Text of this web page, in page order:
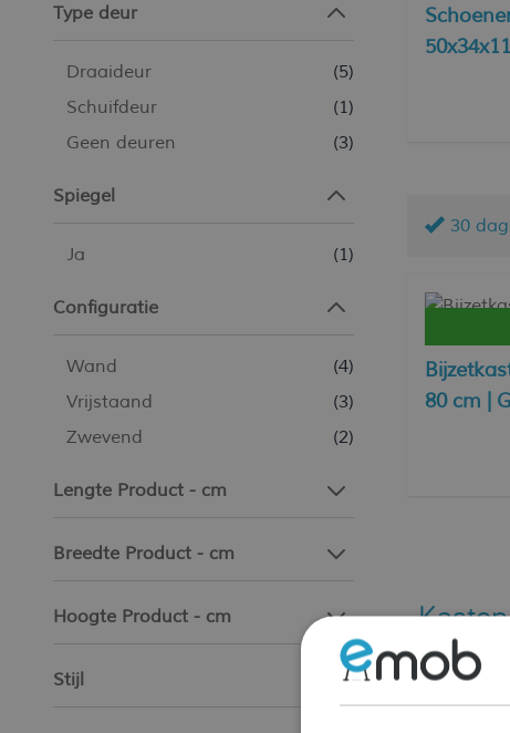
Type deur
Draaideur
(5)
Schuifdeur
(1)
Geen deuren
(3)
Spiegel
Ja (1)
Configuratie
Wand
(4)
Vrijstaand
(3)
Zwevend
(2)
Lengte Product - cm
Breedte Product - cm
Hoogte Product - cm
Stijl
30
80 cm |
Ben je op
Jouw